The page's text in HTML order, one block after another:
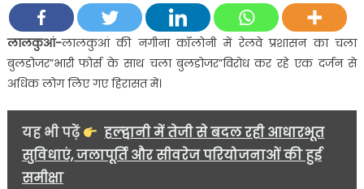
फोर्स
के
साथ
आशियानों
प्रशासन
का
चला
लालकुआं-लालकुआं की नगीना कॉलोनी में रेलवे प्रशासन का चला
बुलडोजर”भारी फोर्स के साथ चला बुलडोजर”विरोध कर रहे एक दर्जन से
अधिक लोग लिए गए हिरासत में।
यह भी पढ़ें
हल्द्वानी में तेजी से बदल रही आधारभूत
सुविधाएं, जलापूर्ति और सीवरेज परियोजनाओं की हुई
समीक्षा